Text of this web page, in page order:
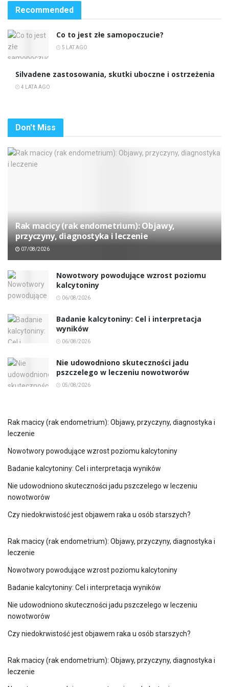
Recommended
Co to jest złe samopoczucie?
5 LAT AGO
Silvadene zastosowania, skutki uboczne i ostrzeżenia
4 LATA AGO
Don't Miss
Rak macicy (rak endometrium): Objawy,
przyczyny, diagnostyka i leczenie
07/08/2026
Nowotwory powodujące wzrost poziomu
kalcytoniny
06/08/2026
Badanie kalcytoniny: Cel i interpretacja
wyników
06/08/2026
Nie udowodniono skuteczności jadu
pszczelego w leczeniu nowotworów
05/08/2026
Rak macicy (rak endometrium): Objawy, przyczyny, diagnostyka i
leczenie
Nowotwory powodujące wzrost poziomu kalcytoniny
Badanie kalcytoniny: Cel i interpretacja wyników
Nie udowodniono skuteczności jadu pszczelego w leczeniu
nowotworów
Czy niedokrwistość jest objawem raka u osób starszych?
Rak macicy (rak endometrium): Objawy, przyczyny, diagnostyka i
leczenie
Nowotwory powodujące wzrost poziomu kalcytoniny
Badanie kalcytoniny: Cel i interpretacja wyników
Nie udowodniono skuteczności jadu pszczelego w leczeniu
nowotworów
Czy niedokrwistość jest objawem raka u osób starszych?
Rak macicy (rak endometrium): Objawy, przyczyny, diagnostyka i
leczenie